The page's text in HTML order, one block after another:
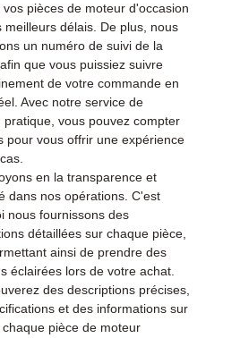
vos pièces de moteur d'occasion
meilleurs délais. De plus, nous
un numéro de suivi de la
que vous puissiez suivre
de votre commande en
Avec notre service de
pratique, vous pouvez compter
pour vous offrir une expérience
en la transparence et
dans nos opérations. C'est
nous fournissons des
détaillées sur chaque pièce,
ainsi de prendre des
éclairées lors de votre achat.
des descriptions précises,
et des informations sur
chaque pièce de moteur